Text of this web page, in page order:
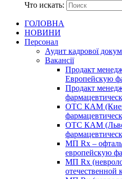
Что искать:
ГОЛОВНА
НОВИНИ
Персонал
Аудит кадрової
Вакансії
Продакт
Европейскую
Продакт
ОТС КАМ
ОТС КАМ
МП Rx –
европейскую
МП Rx
отечественной